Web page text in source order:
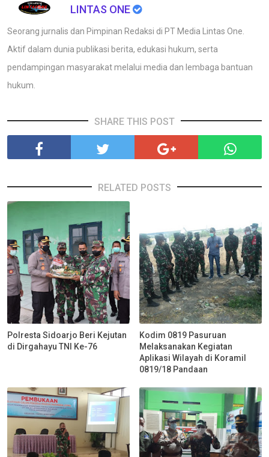
LINTAS ONE
Seorang jurnalis dan Pimpinan Redaksi di PT Media Lintas One.
Aktif dalam dunia publikasi berita, edukasi hukum, serta
pendampingan masyarakat melalui media dan lembaga bantuan
hukum.
SHARE THIS POST
RELATED POSTS
Polresta Sidoarjo Beri Kejutan
di Dirgahayu TNI Ke-76
Kodim 0819 Pasuruan
Melaksanakan Kegiatan
Aplikasi Wilayah di Koramil
0819/18 Pandaan